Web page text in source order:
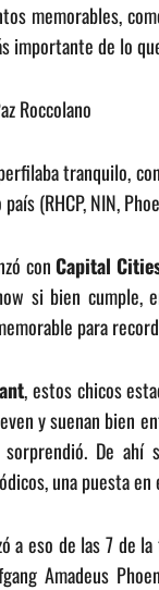
memorables,
importante de lo
Roccolano
tranquilo,
(RHCP, NIN,
conCapital
si bien cumple,
para
, estos chicos
y suenan bien
sorprendió. De ahí
una puesta
a eso de las 7 de
Amadeus